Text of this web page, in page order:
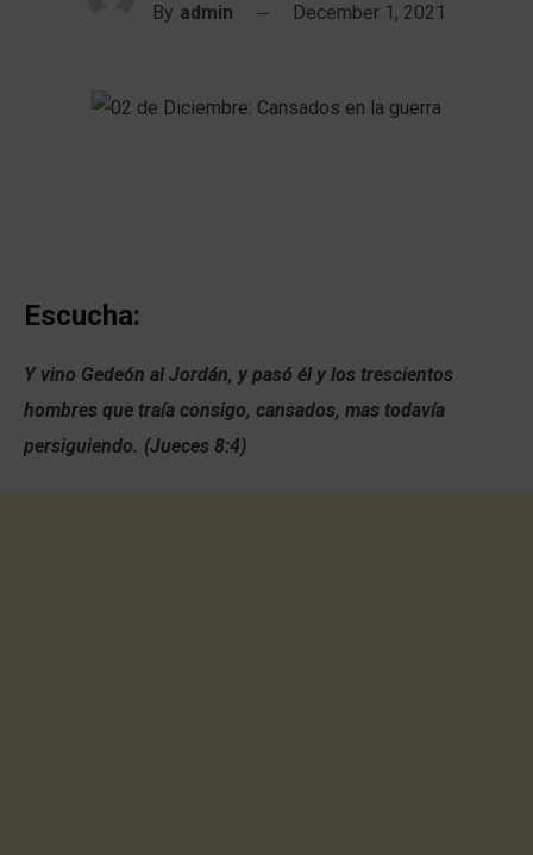
By admin December 1, 2021
Escucha:
Y vino Gedeón al Jordán, y pasó él y los trescientos
hombres que traía consigo, cansados, mas todavía
persiguiendo. (Jueces 8:4)